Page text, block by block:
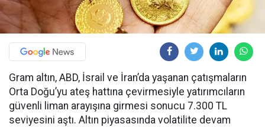
Gram altın, ABD, İsrail ve İran’da yaşanan çatışmaların
Orta Doğu’yu ateş hattına çevirmesiyle yatırımcıların
güvenli liman arayışına girmesi sonucu 7.300 TL
seviyesini aştı. Altın piyasasında volatilite devam